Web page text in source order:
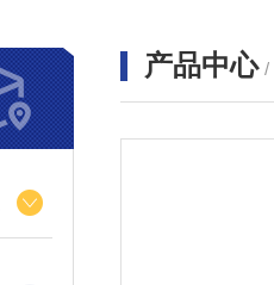
产品中心 /